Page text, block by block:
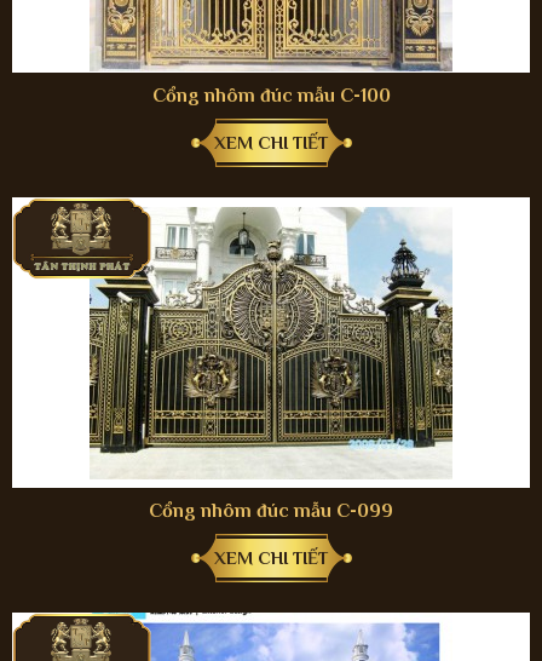
Cổng nhôm đúc mẫu C-100
XEM CHI TIẾT
Cổng nhôm đúc mẫu C-099
XEM CHI TIẾT